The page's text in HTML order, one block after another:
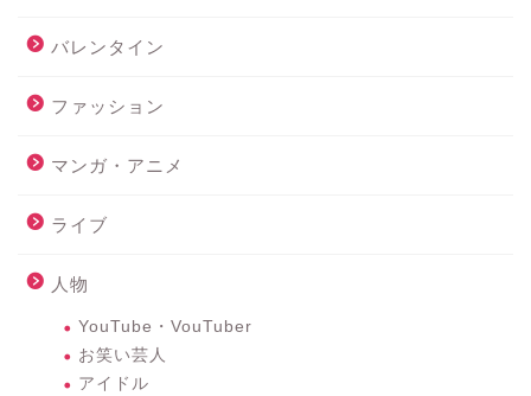
バレンタイン
ファッション
マンガ・アニメ
ライブ
人物
YouTube・VouTuber
お笑い芸人
アイドル